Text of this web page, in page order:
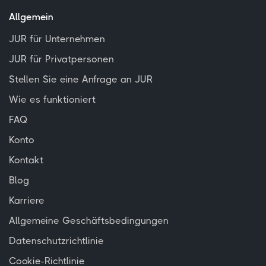
Allgemein
JUR für Unternehmen
JUR für Privatpersonen
Stellen Sie eine Anfrage an JUR
Wie es funktioniert
FAQ
Konto
Kontakt
Blog
Karriere
Allgemeine Geschäftsbedingungen
Datenschutzrichtlinie
Cookie-Richtlinie